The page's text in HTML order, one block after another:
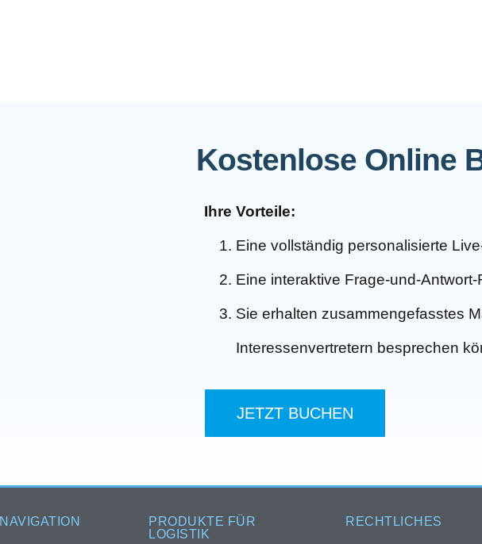
Kostenlose Online
Ihre Vorteile:
Eine vollständig personalisierte
Eine interaktive Frage-und-Antwort-
Sie erhalten zusammengefasstes
Interessenvertretern besprechen
JETZT BUCHEN
NAVIGATION
PRODUKTE FÜR
LOGISTIK
RECHTLICHES